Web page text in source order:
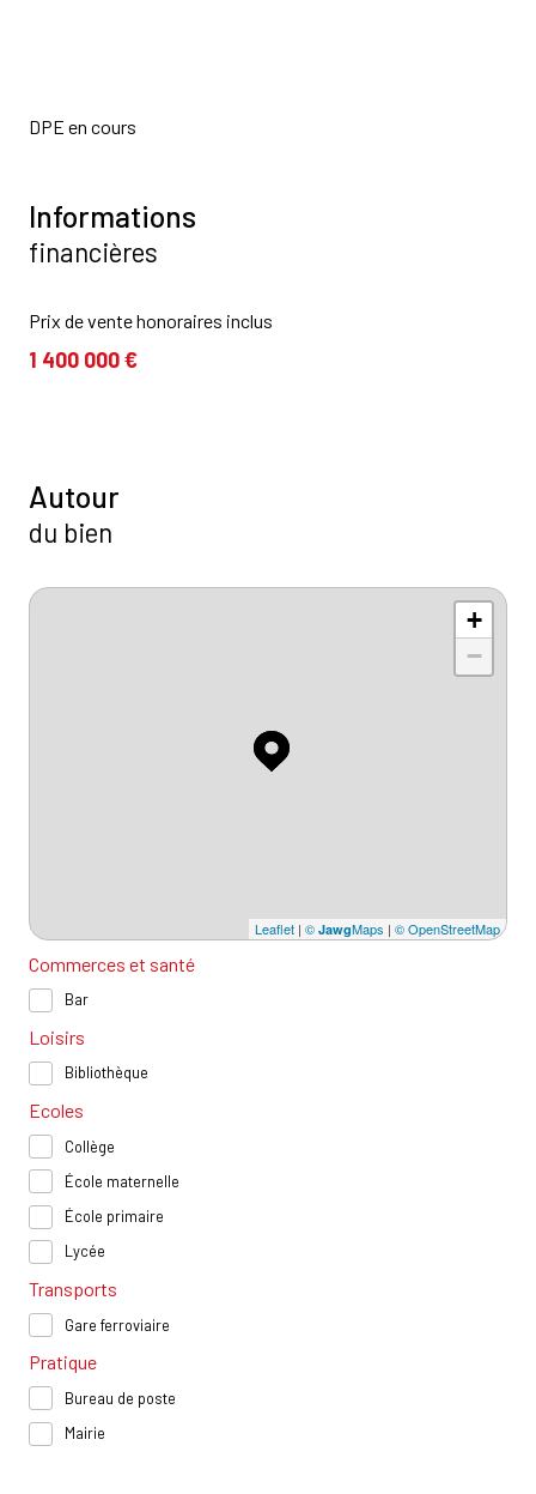
DPE en cours
Informations
financières
Prix de vente honoraires inclus
1 400 000 €
Autour
du bien
+
−
Leaflet | © JawgMaps | © OpenStreetMap
Commerces et santé
Bar
Loisirs
Bibliothèque
Ecoles
Collège
École maternelle
École primaire
Lycée
Transports
Gare ferroviaire
Pratique
Bureau de poste
Mairie